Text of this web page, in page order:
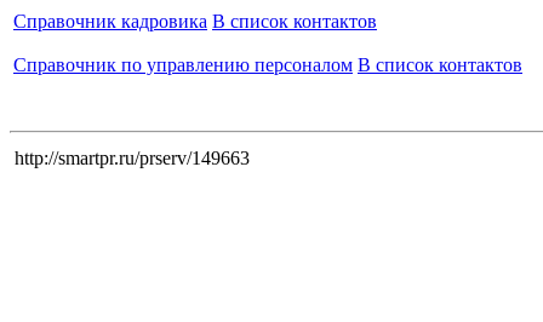
Справочник кадровика В список контактов
Справочник по управлению персоналом В список контактов
http://smartpr.ru/prserv/149663